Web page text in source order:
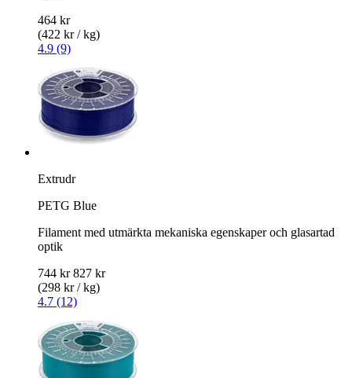
464 kr
(422 kr / kg)
4.9 (9)
Extrudr
PETG Blue
Filament med utmärkta mekaniska egenskaper och glasartad
optik
744 kr 827 kr
(298 kr / kg)
4.7 (12)